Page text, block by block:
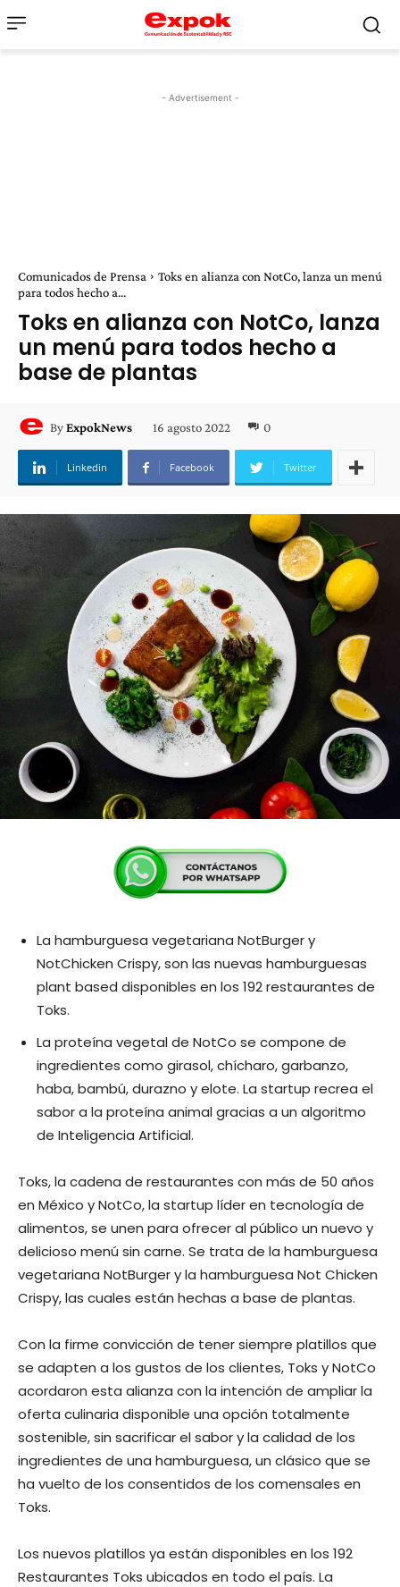
- Advertisement -
Comunicados de Prensa
Toks en alianza con NotCo, lanza un menú
para todos hecho a...
Toks en alianza con NotCo, lanza
un menú para todos hecho a
base de plantas
ByExpokNews 16 agosto 2022 0
Linkedin Facebook Twitter
La hamburguesa vegetariana NotBurger y
NotChicken Crispy, son las nuevas hamburguesas
plant based disponibles en los 192 restaurantes de
Toks.
La proteína vegetal de NotCo se compone de
ingredientes como girasol, chícharo, garbanzo,
haba, bambú, durazno y elote. La startup recrea el
sabor a la proteína animal gracias a un algoritmo
de Inteligencia Artificial.
Toks, la cadena de restaurantes con más de 50 años
en México y NotCo, la startup líder en tecnología de
alimentos, se unen para ofrecer al público un nuevo y
delicioso menú sin carne. Se trata de la hamburguesa
vegetariana NotBurger y la hamburguesa Not Chicken
Crispy, las cuales están hechas a base de plantas.
Con la firme convicción de tener siempre platillos que
se adapten a los gustos de los clientes, Toks y NotCo
acordaron esta alianza con la intención de ampliar la
oferta culinaria disponible una opción totalmente
sostenible, sin sacrificar el sabor y la calidad de los
ingredientes de una hamburguesa, un clásico que se
ha vuelto de los consentidos de los comensales en
Toks.
Los nuevos platillos ya están disponibles en los 192
Restaurantes Toks ubicados en todo el país. La